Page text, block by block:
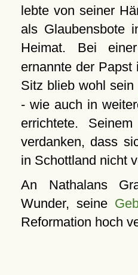
lebte von seiner
als Glaubensbote
Heimat. Bei
ernannte der
Sitz blieb wohl sein
- wie auch in
errichtete.
verdanken, dass
in Schottland nicht
An Nathalans
Wunder, seine
Reformation hoch